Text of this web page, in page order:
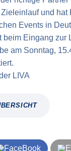
und hat
Events in
beim Eingang zur
am Sonntag,
LIVA